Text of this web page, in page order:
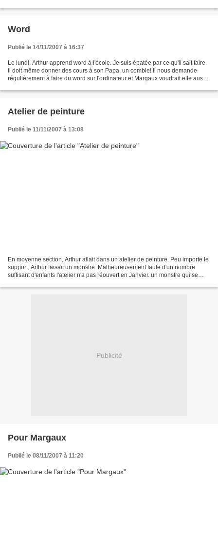
Word
Publié le 14/11/2007 à 16:37
Le lundi, Arthur apprend word à l'école. Je suis épatée par ce qu'il sait faire.
Il doit même donner des cours à son Papa, un comble! Il nous demande
régulièrement à faire du word sur l'ordinateur et Margaux voudrait elle aussi
Atelier de peinture
Publié le 11/11/2007 à 13:08
En moyenne section, Arthur allait dans un atelier de peinture. Peu importe le
support, Arthur faisait un monstre. Malheureusement faute d'un nombre
suffisant d'enfants l'atelier n'a pas réouvert en Janvier. un monstre qui se
Publicité
Pour Margaux
Publié le 08/11/2007 à 11:20